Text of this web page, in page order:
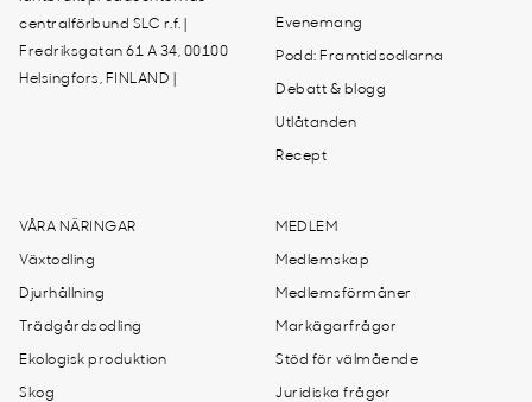
centralförbund SLC r.f. |
Fredriksgatan 61 A 34, 00100
Helsingfors, FINLAND |
Evenemang
Podd: Framtidsodlarna
Debatt & blogg
Utlåtanden
Recept
VÅRA NÄRINGAR
Växtodling
Djurhållning
Trädgårdsodling
Ekologisk produktion
Skog
MEDLEM
Medlemskap
Medlemsförmåner
Markägarfrågor
Stöd för välmående
Juridiska frågor